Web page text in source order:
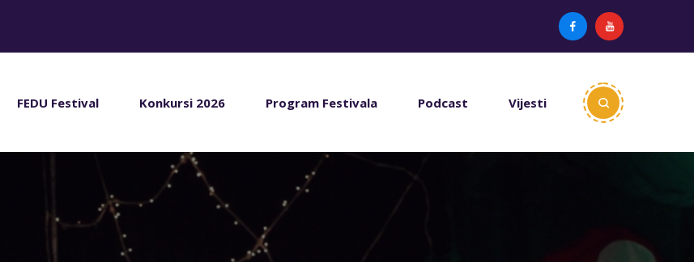
FEDU Festival Konkursi 2026 Program Festivala Podcast Vijesti